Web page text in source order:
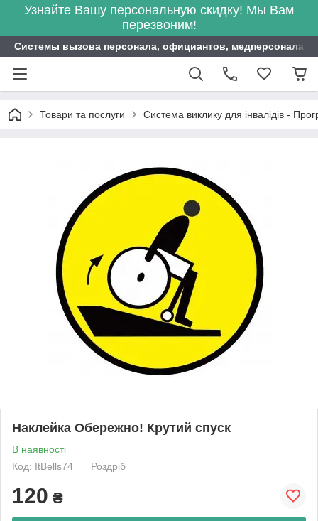
Узнайте Вашу персональную скидку! Мы Вам
перезвоним!
Системы вызова персонала, официантов, медперсонала
Товари та послуги Система виклику для інвалідів -
Наклейка Обережно! Крутий спуск
В наявності
Код: ItBells74
Роздріб
120 ₴